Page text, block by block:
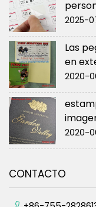
2025-
Las
en
2020-
2020-
CONTACTO